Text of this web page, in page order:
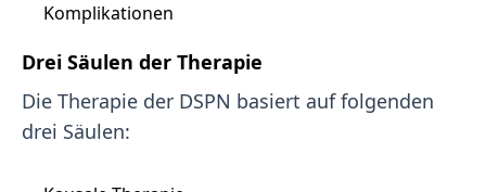
Komplikationen
Drei Säulen der Therapie
Die Therapie der DSPN basiert auf folgenden
drei Säulen: